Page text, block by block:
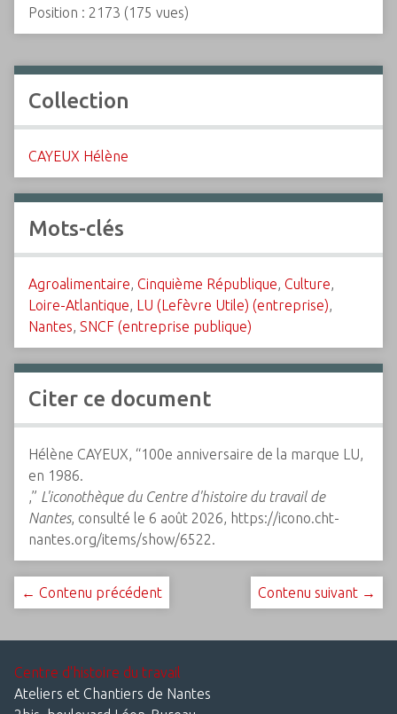
Position : 2173 (175 vues)
Collection
CAYEUX Hélène
Mots-clés
Agroalimentaire, Cinquième République, Culture,
Loire-Atlantique, LU (Lefèvre Utile) (entreprise),
Nantes, SNCF (entreprise publique)
Citer ce document
Hélène CAYEUX, “100e anniversaire de la marque LU,
en 1986.
,” L'iconothèque du Centre d'histoire du travail de
Nantes, consulté le 6 août 2026, https://icono.cht-
nantes.org/items/show/6522.
← Contenu précédent Contenu suivant →
Centre d'histoire du travail
Ateliers et Chantiers de Nantes